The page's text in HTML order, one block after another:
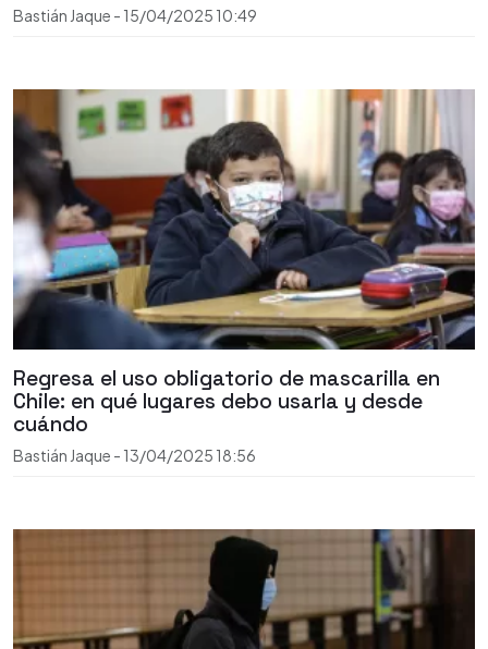
Bastián Jaque - 15/04/2025 10:49
Regresa el uso obligatorio de mascarilla en
Chile: en qué lugares debo usarla y desde
cuándo
Bastián Jaque - 13/04/2025 18:56